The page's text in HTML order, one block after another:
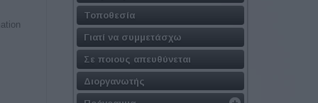
Τοποθεσία
Γιατί να συμμετάσχω
Σε ποιους απευθύνεται
Διοργανωτής